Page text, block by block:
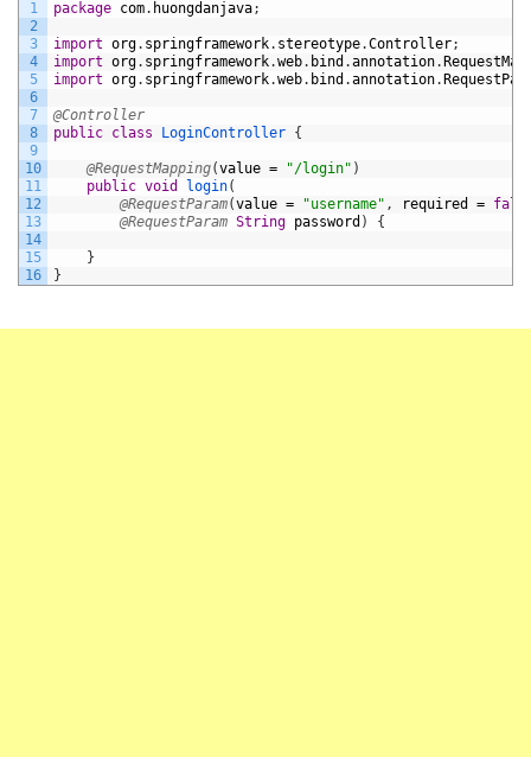
1
2
3
4
5
6
7
8
9
10
11
12
13
14
15
16
package com. huongdanjava;
import org. springframework. stereotype.Controller;
import org. springframework.web. bind .annotation.
import org. springframework.web. bind .annotation.
@Controller
public class LoginController {
@RequestMapping(value = "/login" )
public void login(
@RequestParam(value = "username" , required =
@RequestParam String password ) {
}
}